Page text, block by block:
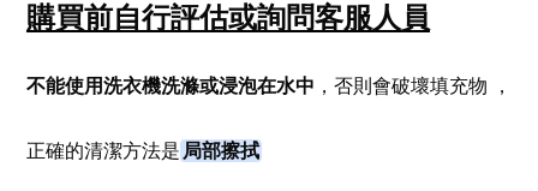
購買前自行評估或詢問客服人員
不能使用洗衣機洗滌或浸泡在水中 ，否則會破壞填充物 ，
正確的清潔方法是 局部擦拭